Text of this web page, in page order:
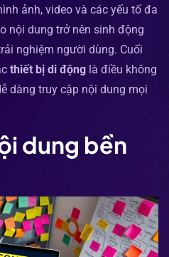
ảnh, video và các yếu tố đa
nội dung trở nên sinh động
nghiệm người dùng. Cuối
thiết bị di động là điều không
dàng truy cập nội dung mọi
dung bền